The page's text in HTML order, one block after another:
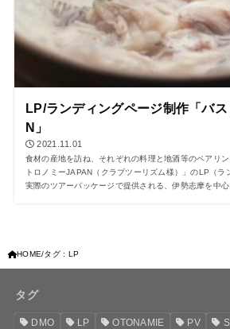
LP/ランディングページ制作「バ
N」
2021.11.01
食材の産地を訪ね、それぞれの料理と地酒等のペアリ
トロノミーJAPAN（クラブツーリズム様）」のLP（ラ
実際のツアーパッケージで提供される、伊勢志摩を中
HOME タグ : LP
タグ
DMO LP OTONAMIE PV